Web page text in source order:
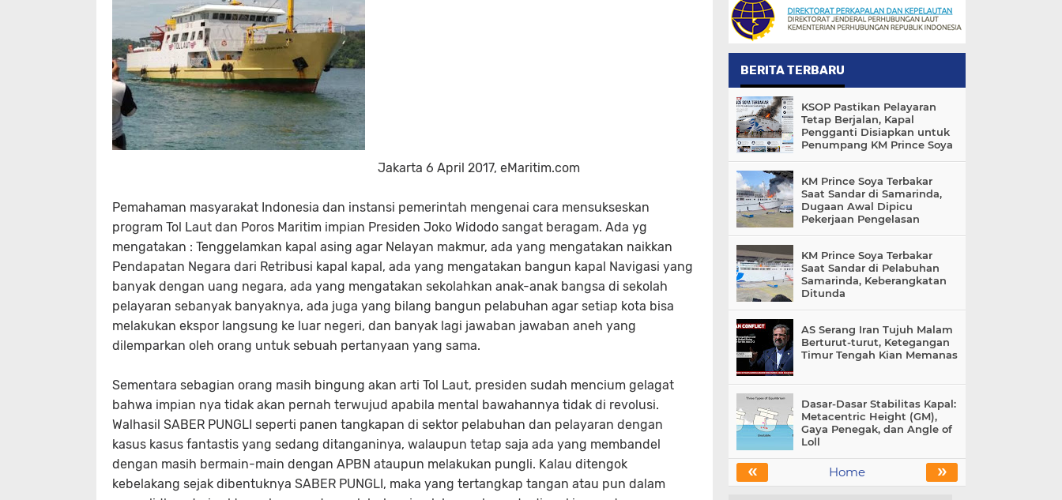
Jakarta 6 April 2017, eMaritim.com
Pemahaman masyarakat Indonesia dan instansi pemerintah mengenai cara mensukseskan
program Tol Laut dan Poros Maritim impian Presiden Joko Widodo sangat beragam. Ada yg
mengatakan : Tenggelamkan kapal asing agar Nelayan makmur, ada yang mengatakan naikkan
Pendapatan Negara dari Retribusi kapal kapal, ada yang mengatakan bangun kapal Navigasi yang
banyak dengan uang negara, ada yang mengatakan sekolahkan anak-anak bangsa di sekolah
pelayaran sebanyak banyaknya, ada juga yang bilang bangun pelabuhan agar setiap kota bisa
melakukan ekspor langsung ke luar negeri, dan banyak lagi jawaban jawaban aneh yang
dilemparkan oleh orang untuk sebuah pertanyaan yang sama.
Sementara sebagian orang masih bingung akan arti Tol Laut, presiden sudah mencium gelagat
bahwa impian nya tidak akan pernah terwujud apabila mental bawahannya tidak di revolusi.
Walhasil SABER PUNGLI seperti panen tangkapan di sektor pelabuhan dan pelayaran dengan
kasus kasus fantastis yang sedang ditanganinya, walaupun tetap saja ada yang membandel
dengan masih bermain-main dengan APBN ataupun melakukan pungli. Kalau ditengok
kebelakang sejak dibentuknya SABER PUNGLI, maka yang tertangkap tangan atau pun dalam
BERITA TERBARU
KSOP Pastikan Pelayaran
Tetap Berjalan, Kapal
Pengganti Disiapkan untuk
Penumpang KM Prince Soya
KM Prince Soya Terbakar
Saat Sandar di Samarinda,
Dugaan Awal Dipicu
Pekerjaan Pengelasan
KM Prince Soya Terbakar
Saat Sandar di Pelabuhan
Samarinda, Keberangkatan
Ditunda
AS Serang Iran Tujuh Malam
Berturut-turut, Ketegangan
Timur Tengah Kian Memanas
Dasar-Dasar Stabilitas Kapal:
Metacentric Height (GM),
Gaya Penegak, dan Angle of
Loll
« »
Home